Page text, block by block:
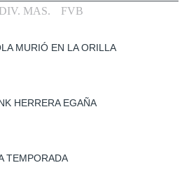
MAS. FVB
MURIÓ EN LA ORILLA
HERRERA EGAÑA
TEMPORADA